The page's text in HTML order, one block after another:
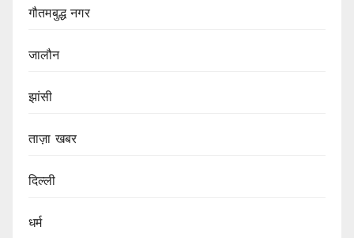
गौतमबुद्ध नगर
जालौन
झांसी
ताज़ा खबर
दिल्ली
धर्म